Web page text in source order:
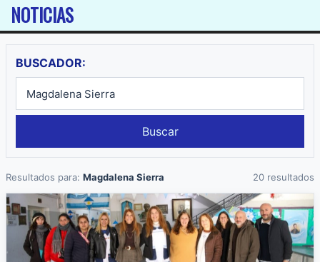
NOTICIAS
BUSCADOR:
Buscar
Resultados para: Magdalena Sierra 20 resultados